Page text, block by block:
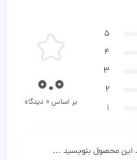
5
4
3
2
1
0.0
بر اساس 0 دیدگاه
این محصول بنویسید ...